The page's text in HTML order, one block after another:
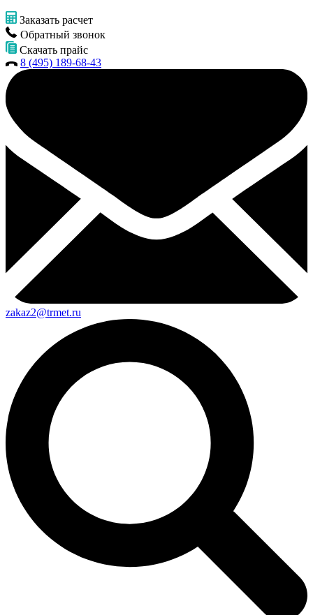
Заказать расчет
Обратный звонок
Скачать прайс
8 (495) 189-68-43
zakaz2@trmet.ru